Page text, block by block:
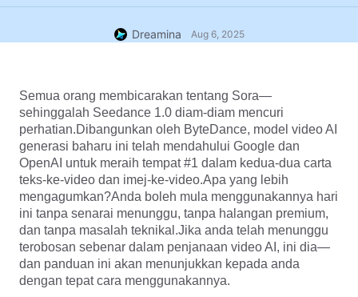
Dreamina Aug 6, 2025
Semua orang membicarakan tentang Sora—
sehinggalah Seedance 1.0 diam-diam mencuri
perhatian.Dibangunkan oleh ByteDance, model video AI
generasi baharu ini telah mendahului Google dan
OpenAI untuk meraih tempat #1 dalam kedua-dua carta
teks-ke-video dan imej-ke-video.Apa yang lebih
mengagumkan?Anda boleh mula menggunakannya hari
ini tanpa senarai menunggu, tanpa halangan premium,
dan tanpa masalah teknikal.Jika anda telah menunggu
terobosan sebenar dalam penjanaan video AI, ini dia—
dan panduan ini akan menunjukkan kepada anda
dengan tepat cara menggunakannya.